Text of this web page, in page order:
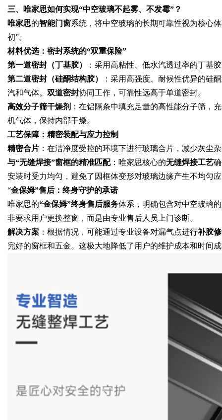
三、唯家思如何实现“中空玻璃不起雾、不发霉”？
唯家思的智能门窗系统，将中空玻璃的长期可靠性视为核心
初”。
材料优选：密封系统的“双重保险”
第一道密封（丁基胶）
：采用高粘性、低水汽透过率的丁基
第二道密封（硅酮结构胶）
：采用高强度、耐候性优异的硅
汽和气体。 双道密封协同工作，可靠性远高于单道密封。
高效分子筛干燥剂 ：在铝隔条中填充足量的高性能分子筛，
机气体，保持内部干燥。
工艺保障：精密装配与应力控制
精密合片 ：在洁净度受控的环境下进行玻璃合片，减少灰尘
与“无缝焊接”窗框的精准匹配：唯家思核心的无缝焊接工艺
安装时受力均匀，避免了因框体变形对玻璃边缘产生不均匀
“金保姆”售后：终身守护的承诺
唯家思的“金保姆”终身售后服务体系，明确包含对中空玻璃
非要求用户更换整窗，而是由专业售后人员上门诊断。
解决方案 ：根据情况，可能通过专业设备对漏气点进行补胶
完好的窗框和五金。这极大地降低了用户的维护成本和时间